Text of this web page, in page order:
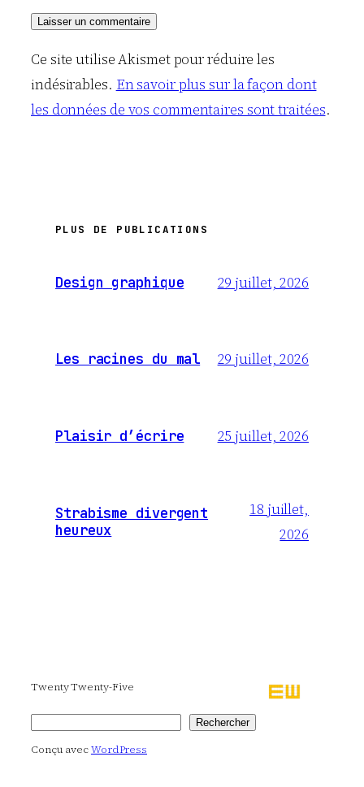
Ce site utilise Akismet pour réduire les
indésirables. En savoir plus sur la façon dont
les données de vos commentaires sont traitées.
PLUS DE PUBLICATIONS
Design graphique 29 juillet, 2026
Les racines du mal 29 juillet, 2026
Plaisir d’écrire 25 juillet, 2026
Strabisme divergent
heureux
18 juillet,
2026
Twenty Twenty-Five
Rechercher
Conçu avecWordPress